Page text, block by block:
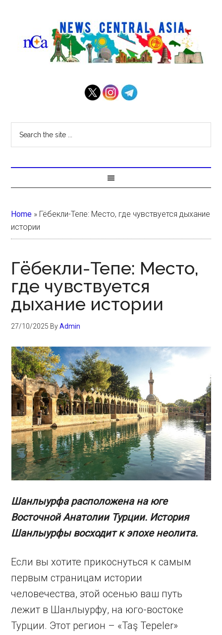
Home » Гёбекли-Тепе: Место, где чувствуется дыхание
истории
Гёбекли-Тепе: Место,
где чувствуется
дыхание истории
27/10/2025 ByAdmin
Шанлыурфа расположена на юге
Восточной Анатолии Турции. История
Шанлыурфы восходит к эпохе неолита.
Если вы хотите прикоснуться к самым
первым страницам истории
человечества, этой осенью ваш путь
лежит в Шанлыурфу, на юго-востоке
Турции. Этот регион – «Taş Tepeler»